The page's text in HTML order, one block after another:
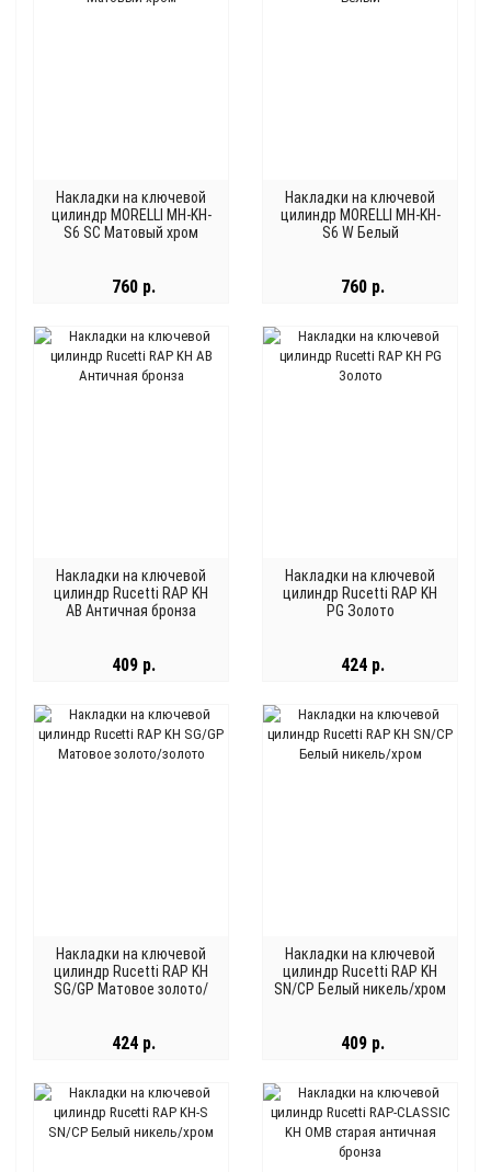
Накладки на ключевой
цилиндр MORELLI MH-KH-
S6 SC Матовый хром
760 р.
Накладки на ключевой
цилиндр MORELLI MH-KH-
S6 W Белый
760 р.
Накладки на ключевой
цилиндр Rucetti RAP KH
AB Античная бронза
409 р.
Накладки на ключевой
цилиндр Rucetti RAP KH
PG Золото
424 р.
Накладки на ключевой
цилиндр Rucetti RAP KH
SG/GP Матовое золото/
424 р.
Накладки на ключевой
цилиндр Rucetti RAP KH
SN/CP Белый никель/хром
409 р.